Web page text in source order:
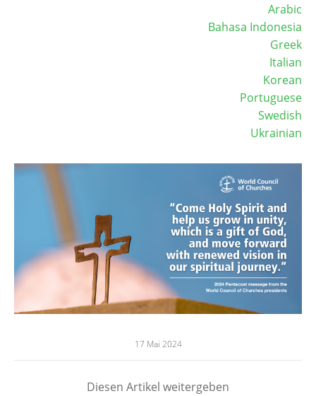
Arabic
Bahasa Indonesia
Greek
Italian
Korean
Portuguese
Swedish
Ukrainian
Image
17 Mai 2024
Diesen Artikel weitergeben